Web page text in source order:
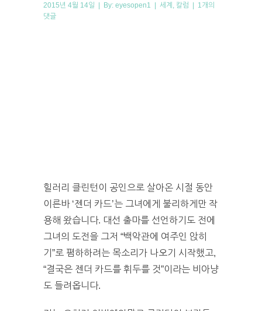
2015년 4월 14일 | By: eyesopen1 | 세계 칼럼 | 1개의
댓글
힐러리 클린턴이 공인으로 살아온 시절 동안
이른바 ‘젠더 카드’는 그녀에게 불리하게만 작
용해 왔습니다. 대선 출마를 선언하기도 전에
그녀의 도전을 그저 “백악관에 여주인 앉히
기”로 폄하하려는 목소리가 나오기 시작했고,
“결국은 젠더 카드를 휘두를 것”이라는 비아냥
도 들려옵니다.